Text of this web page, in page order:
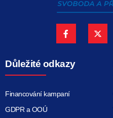
Důležité odkazy
Financování kampaní
GDPR a OOÚ